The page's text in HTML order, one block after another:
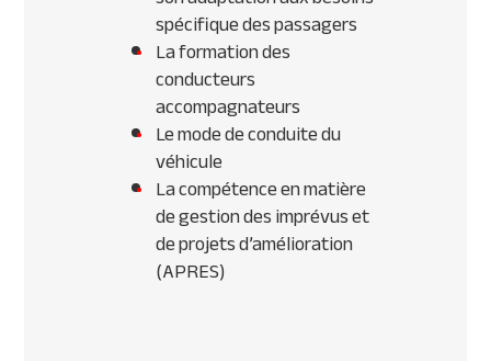
spécifique des passagers
La formation des
conducteurs
accompagnateurs
Le mode de conduite du
véhicule
La compétence en matière
de gestion des imprévus et
de projets d’amélioration
(APRES)